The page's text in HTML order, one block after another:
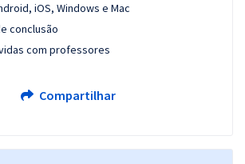
iOS, Windows e Mac
conclusão
com professores
Compartilhar